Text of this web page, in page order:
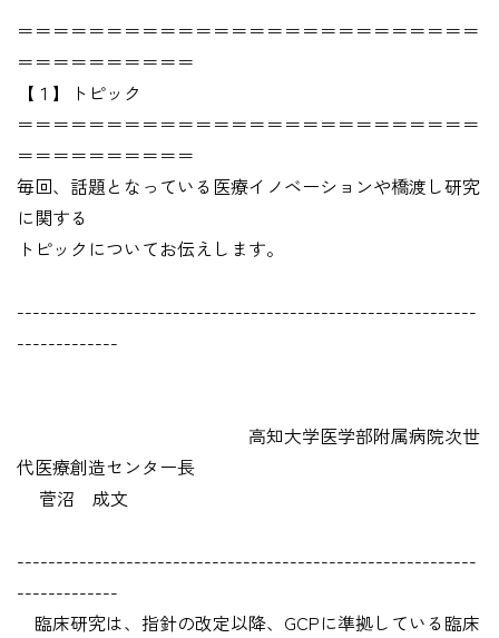
＝＝＝＝＝＝＝＝＝＝＝＝＝＝＝＝＝＝＝＝＝＝＝＝＝＝
＝＝＝＝＝＝＝＝＝＝
【１】トピック
＝＝＝＝＝＝＝＝＝＝＝＝＝＝＝＝＝＝＝＝＝＝＝＝＝＝
＝＝＝＝＝＝＝＝＝＝
毎回、話題となっている医療イノベーションや橋渡し研究
に関する
トピックについてお伝えします。
-----------------------------------------------------------
-------------
高知大学医学部附属病院次世
代医療創造センター長
菅沼 成文
-----------------------------------------------------------
-------------
臨床研究は、指針の改定以降、GCPに準拠している臨床